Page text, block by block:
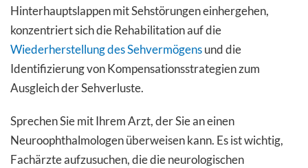
Hinterhauptslappen mit Sehstörungen einhergehen,
konzentriert sich die Rehabilitation auf die
Wiederherstellung des Sehvermögensund die
Identifizierung von Kompensationsstrategien zum
Ausgleich der Sehverluste.
Sprechen Sie mit Ihrem Arzt, der Sie an einen
Neuroophthalmologen überweisen kann. Es ist wichtig,
Fachärzte aufzusuchen, die die neurologischen